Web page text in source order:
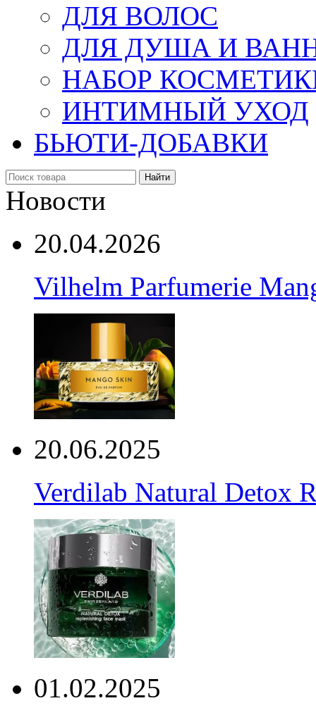
ДЛЯ ВОЛОС
ДЛЯ ДУША И
НАБОР
ИНТИМНЫЙ УХОД
БЬЮТИ-ДОБАВКИ
Найти
Новости
20.04.2026
Vilhelm Parfumerie
20.06.2025
Verdilab Natural Detox
01.02.2025